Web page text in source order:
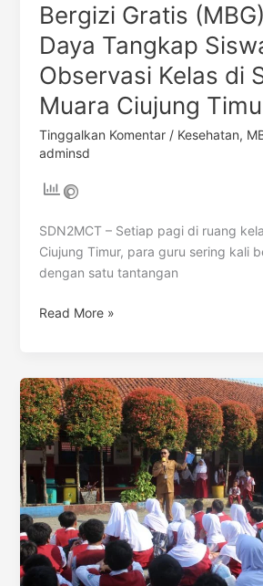
Bergizi Gratis
Daya Tangkap
Observasi Kelas di
Muara Ciujung
Tinggalkan Komentar / Kesehatan,
adminsd
SDN2MCT – Setiap pagi di ruang
Ciujung Timur, para guru sering kali
dengan satu tantangan
Ciujung
Timur
Read More »
SDN
2
Muara
Ciujung
Timur
Umumkan
Kelulusan
118
Siswa
Tahun